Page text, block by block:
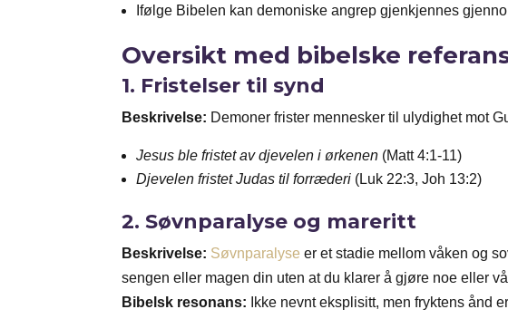
Ifølge Bibelen kan demoniske angrep gjenkjennes
Oversikt med bibelske
1. Fristelser til synd
Beskrivelse: Demoner frister mennesker til ulydighet mot
Jesus ble fristet av djevelen i ørkenen (Matt 4:1-11)
Djevelen fristet Judas til forræderi (Luk 22:3, Joh 13:2)
2. Søvnparalyse og mareritt
Beskrivelse: Søvnparalyse er et stadie mellom våken og
sengen eller magen din uten at du klarer å gjøre noe eller
Bibelsk resonans: Ikke nevnt eksplisitt, men fryktens ånd